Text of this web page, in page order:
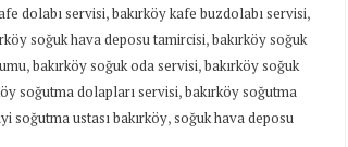
dolabı servisi,bakırköy kafe buzdolabı servisi,
soğuk hava deposu tamircisi,bakırköy soğuk
,bakırköy soğuk oda servisi,bakırköy soğuk
soğutma dolapları servisi,bakırköy soğutma
soğutma ustası bakırköy,soğuk hava deposu